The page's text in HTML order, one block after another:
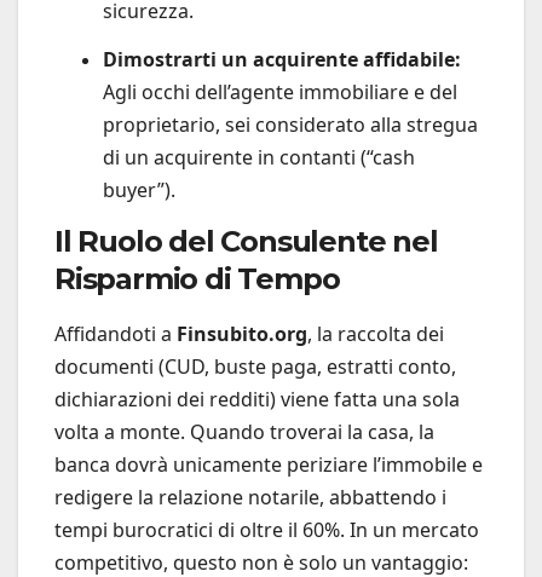
sicurezza.
Dimostrarti un acquirente affidabile:
Agli occhi dell’agente immobiliare e del
proprietario, sei considerato alla stregua
di un acquirente in contanti (“cash
buyer”).
Il Ruolo del Consulente nel
Risparmio di Tempo
Affidandoti a Finsubito.org, la raccolta dei
documenti (CUD, buste paga, estratti conto,
dichiarazioni dei redditi) viene fatta una sola
volta a monte. Quando troverai la casa, la
banca dovrà unicamente periziare l’immobile e
redigere la relazione notarile, abbattendo i
tempi burocratici di oltre il 60%. In un mercato
competitivo, questo non è solo un vantaggio: